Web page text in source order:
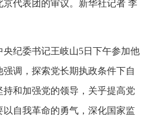
代表团的审议。新华社记者 李
纪委书记王岐山5日下午参加他
调，探索党长期执政条件下自
和加强党的领导，关乎提高党
自我革命的勇气，深化国家监